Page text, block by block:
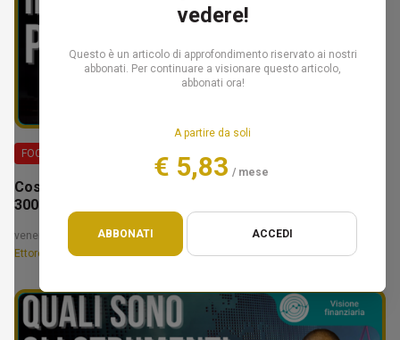
vedere!
Questo è un articolo di approfondimento riservato ai nostri
abbonati. Per continuare a visionare questo articolo,
abbonati ora!
A partire da soli
€ 5,83 / mese
ABBONATI ACCEDI
FOCUS
Costruire il tuo patrimonio: la fase da 100.000€ a
300.000€ – Ettore Bellò
venerdì, 14 febbraio 2025
Ettore Bellò e Federico Marcon